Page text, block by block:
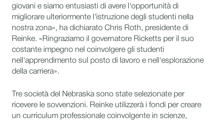
giovani e siamo entusiasti di avere l'opportunità di
migliorare ulteriormente l'istruzione degli studenti nella
nostra zona», ha dichiarato Chris Roth, presidente di
Reinke. «Ringraziamo il governatore Ricketts per il suo
costante impegno nel coinvolgere gli studenti
nell'apprendimento sul posto di lavoro e nell'esplorazione
della carriera».
Tre società del Nebraska sono state selezionate per
ricevere le sovvenzioni. Reinke utilizzerà i fondi per creare
un curriculum professionale coinvolgente in scienze,